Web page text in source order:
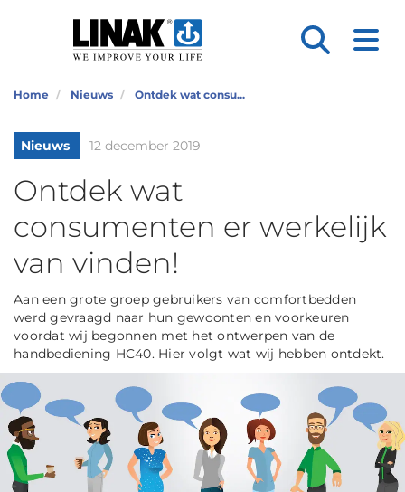
Home Nieuws Ontdek wat consu...
Nieuws 12 december 2019
Ontdek wat
consumenten er werkelijk
van vinden!
Aan een grote groep gebruikers van comfortbedden
werd gevraagd naar hun gewoonten en voorkeuren
voordat wij begonnen met het ontwerpen van de
handbediening HC40. Hier volgt wat wij hebben ontdekt.